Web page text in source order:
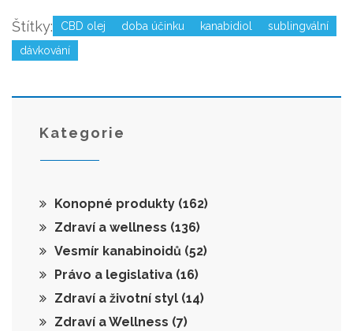
Štítky: CBD olej doba účinku kanabidiol
sublingvální
dávkování
Kategorie
Konopné produkty (162)
Zdraví a wellness (136)
Vesmír kanabinoidů (52)
Právo a legislativa (16)
Zdraví a životní styl (14)
Zdraví a Wellness (7)